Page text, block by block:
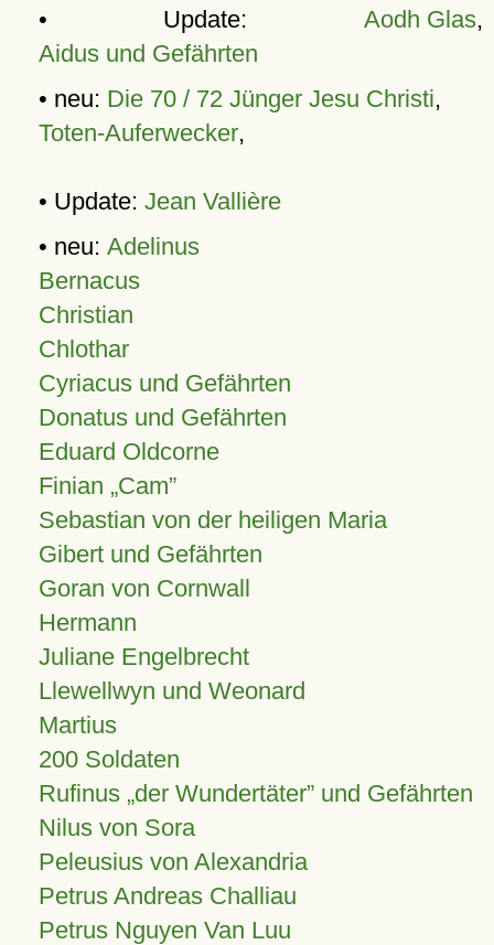
• Update: Aodh Glas,
Aidus und Gefährten
• neu: Die 70 / 72 Jünger Jesu Christi,
Toten-Auferwecker,
• Update: Jean Vallière
• neu: Adelinus
Bernacus
Christian
Chlothar
Cyriacus und Gefährten
Donatus und Gefährten
Eduard Oldcorne
Finian Cam
Sebastian von der heiligen Maria
Gibert und Gefährten
Goran von Cornwall
Hermann
Juliane Engelbrecht
Llewellwyn und Weonard
Martius
200 Soldaten
Rufinus „der Wundertäter” und Gefährten
Nilus von Sora
Peleusius von Alexandria
Petrus Andreas Challiau
Petrus Nguyen Van Luu